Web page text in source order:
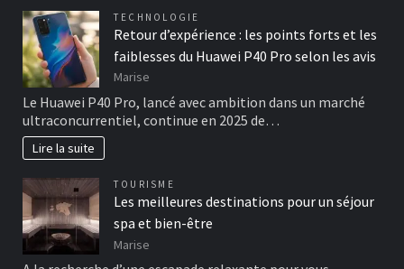
TECHNOLOGIE
Retour d’expérience : les points forts et les
faiblesses du Huawei P40 Pro selon les avis
Marise
Le Huawei P40 Pro, lancé avec ambition dans un marché
ultraconcurrentiel, continue en 2025 de…
Lire la suite
TOURISME
Les meilleures destinations pour un séjour
spa et bien-être
Marise